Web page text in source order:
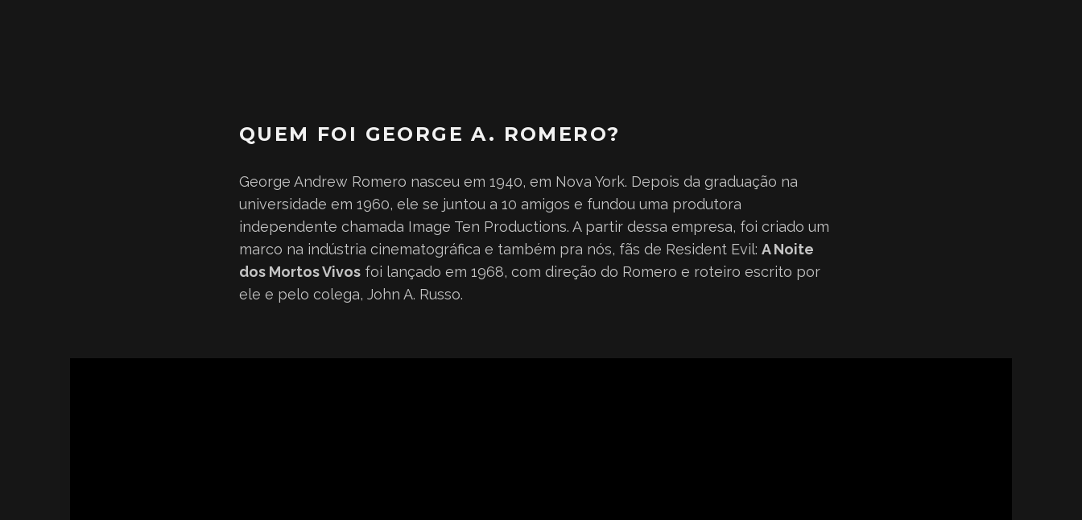
QUEM FOI GEORGE A. ROMERO?
George Andrew Romero nasceu em 1940, em Nova York. Depois da graduação na
universidade em 1960, ele se juntou a 10 amigos e fundou uma produtora
independente chamada Image Ten Productions. A partir dessa empresa, foi criado um
marco na indústria cinematográfica e também pra nós, fãs de Resident Evil: A Noite
dos Mortos Vivos foi lançado em 1968, com direção do Romero e roteiro escrito por
ele e pelo colega, John A. Russo.